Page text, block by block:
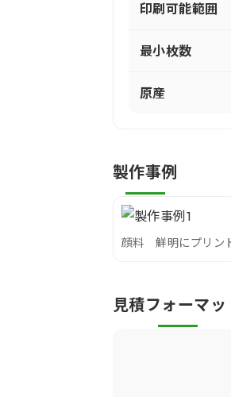
印刷可能範囲
最小枚数
原産
製作事例
顔料 鮮明にプリン
見積フォーマッ